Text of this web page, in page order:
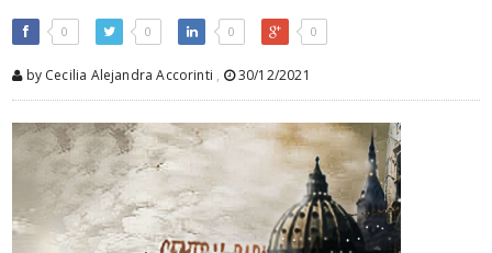
0 0 0 0
by Cecilia Alejandra Accorinti , 30/12/2021